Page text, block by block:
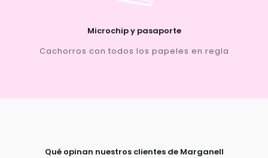
Microchip y pasaporte
Cachorros con todos los papeles en regla
Qué opinan nuestros clientes de Marganell